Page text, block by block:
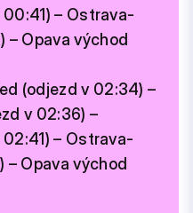
– Ostrava-
– Opava východ
(odjezd v 02:34) –
v 02:36) –
– Ostrava-
– Opava východ